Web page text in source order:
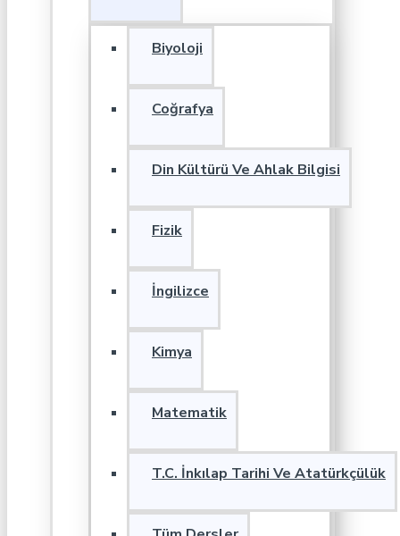
Biyoloji
Coğrafya
Din Kültürü Ve Ahlak Bilgisi
Fizik
İngilizce
Kimya
Matematik
T.C. İnkılap Tarihi Ve Atatürkçülük